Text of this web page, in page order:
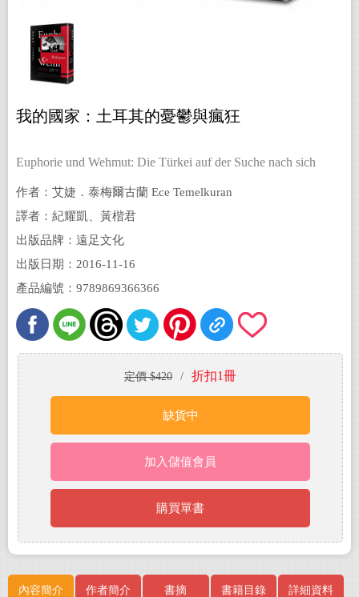
我的國家：土耳其的憂鬱與瘋狂
Euphorie und Wehmut: Die Türkei auf der Suche nach sich
作者：艾婕．泰梅爾古蘭 Ece Temelkuran
譯者：紀耀凱、黃楷君
出版品牌：遠足文化
出版日期：2016-11-16
產品編號：9789869366366
定價 $420 / 折扣1冊
缺貨中
加入儲值會員
購買單書
內容簡介 作者簡介 書摘 書籍目錄 詳細資料